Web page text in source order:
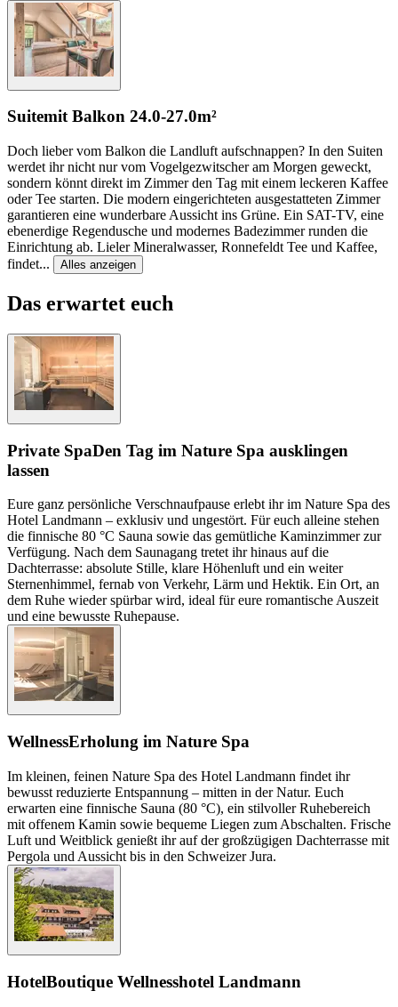
Suitemit Balkon 24.0-27.0m²
Doch lieber vom Balkon die Landluft aufschnappen? In den Suiten
werdet ihr nicht nur vom Vogelgezwitscher am Morgen geweckt,
sondern könnt direkt im Zimmer den Tag mit einem leckeren Kaffee
oder Tee starten. Die modern eingerichteten ausgestatteten Zimmer
garantieren eine wunderbare Aussicht ins Grüne. Ein SAT-TV, eine
ebenerdige Regendusche und modernes Badezimmer runden die
Einrichtung ab. Lieler Mineralwasser, Ronnefeldt Tee und Kaffee,
findet... Alles anzeigen
Das erwartet euch
Private SpaDen Tag im Nature Spa ausklingen
lassen
Eure ganz persönliche Verschnaufpause erlebt ihr im Nature Spa des
Hotel Landmann – exklusiv und ungestört. Für euch alleine stehen
die finnische 80 °C Sauna sowie das gemütliche Kaminzimmer zur
Verfügung. Nach dem Saunagang tretet ihr hinaus auf die
Dachterrasse: absolute Stille, klare Höhenluft und ein weiter
Sternenhimmel, fernab von Verkehr, Lärm und Hektik. Ein Ort, an
dem Ruhe wieder spürbar wird, ideal für eure romantische Auszeit
und eine bewusste Ruhepause.
WellnessErholung im Nature Spa
Im kleinen, feinen Nature Spa des Hotel Landmann findet ihr
bewusst reduzierte Entspannung – mitten in der Natur. Euch
erwarten eine finnische Sauna (80 °C), ein stilvoller Ruhebereich
mit offenem Kamin sowie bequeme Liegen zum Abschalten. Frische
Luft und Weitblick genießt ihr auf der großzügigen Dachterrasse mit
Pergola und Aussicht bis in den Schweizer Jura.
HotelBoutique Wellnesshotel Landmann